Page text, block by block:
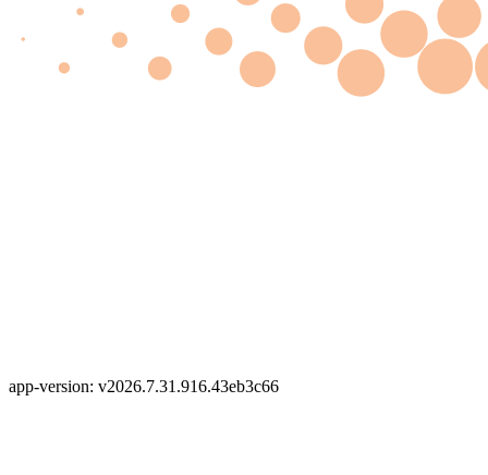
app-version: v2026.7.31.916.43eb3c66